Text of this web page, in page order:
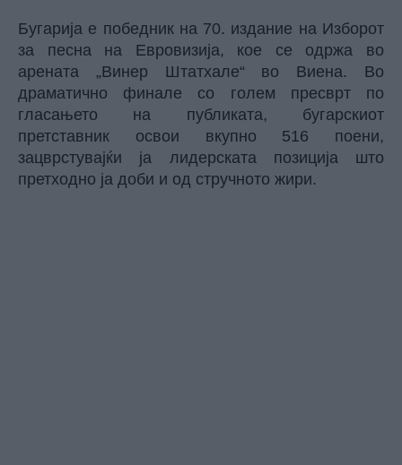
Бугарија е победник на 70. издание на Изборот
за песна на Евровизија, кое се одржа во
арената „Винер Штатхале“ во Виена. Во
драматично финале со голем пресврт по
гласањето на публиката, бугарскиот
претставник освои вкупно 516 поени,
зацврстувајќи ја лидерската позиција што
претходно ја доби и од стручното жири.